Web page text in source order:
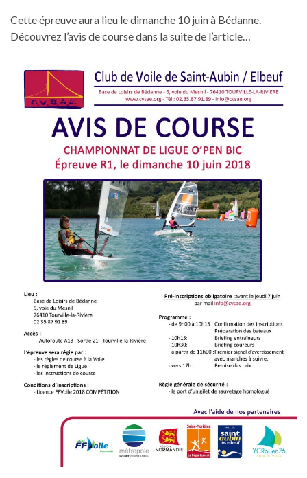
Cette épreuve aura lieu le dimanche 10 juin à Bédanne.
Découvrez l’avis de course dans la suite de l’article…